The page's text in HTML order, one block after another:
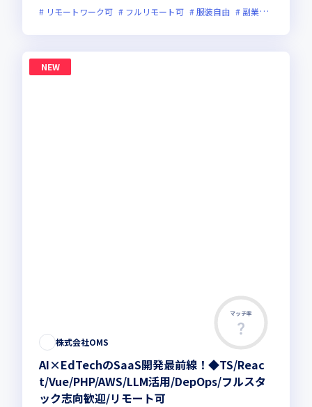
リモートワーク可
フルリモート可 服装自由 副業可
NEW
マッチ率
株式会社OMS
AI×EdTechのSaaS開発最前線！◆TS/Reac
t/Vue/PHP/AWS/LLM活用/DepOps/フルスタ
ック志向歓迎/リモート可